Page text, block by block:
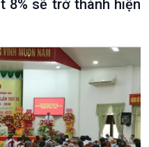
8% sẽ trở thành hiện